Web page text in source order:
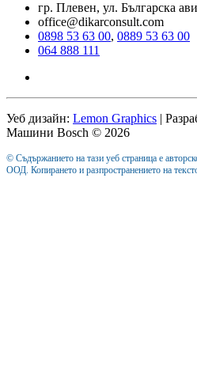
гр. Плевен, ул. Българска
office@dikarconsult.com
0898 53 63 00, 0889 53 63 00
064 888 111
Уеб дизайн: Lemon Graphics |
Машини Bosch © 2026
© Съдържанието на тази уеб страница е
ООД. Копирането и разпространението на